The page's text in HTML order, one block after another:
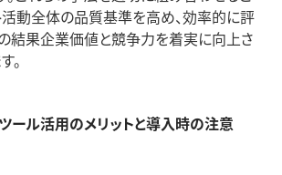
活動全体の品質基準を高め、効率的に評
結果企業価値と競争力を着実に向上さ
。
ール活用のメリットと導入時の注意